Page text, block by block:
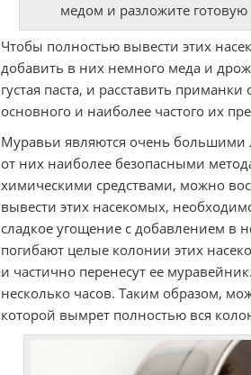
медом и разложите
Чтобы полностью вывести этих
добавить в них немного меда и
густая паста, и расставить
основного и наиболее частого их
Муравьи являются очень большими
от них наиболее безопасными
химическими средствами, можно
вывести этих насекомых,
сладкое угощение с добавлением в
погибают целые колонии этих
и частично перенесут ее
несколько часов. Таким образом,
которой вымрет полностью вся